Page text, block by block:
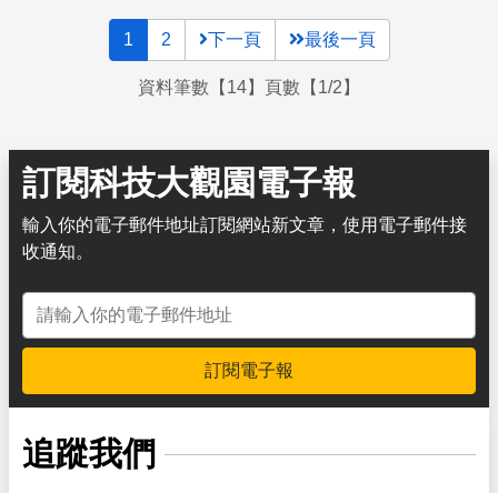
1 2 下一頁 最後一頁
資料筆數【14】頁數【1/2】
訂閱科技大觀園電子報
輸入你的電子郵件地址訂閱網站新文章，使用電子郵件接
收通知。
電子郵件地址
訂閱電子報
追蹤我們